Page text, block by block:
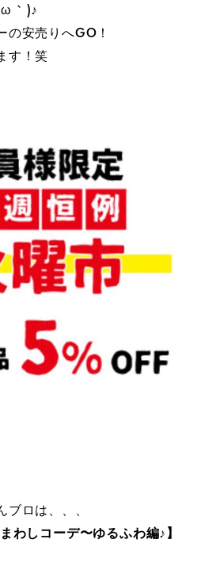
ω ` )♪
の安売りへGO！
す！笑
ロは、、、
わしコーデ〜ゆるふわ編♪】